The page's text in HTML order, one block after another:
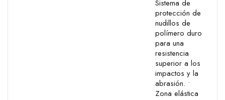
Sistema de
protección de
nudillos de
polímero duro
para una
resistencia
superior a los
impactos y la
abrasión. •
Zona elástica